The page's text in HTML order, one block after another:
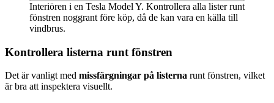
Interiören i en Tesla Model Y. Kontrollera alla lister runt
fönstren noggrant före köp, då de kan vara en källa till
vindbrus.
Kontrollera listerna runt fönstren
Det är vanligt med missfärgningar på listerna runt fönstren, vilket
är bra att inspektera visuellt.